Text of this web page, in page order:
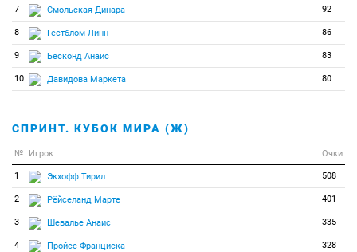
7 Смольская Динара 92
8 Гестблом Линн 86
9 Бесконд Анаис 83
10 Давидова Маркета 80
СПРИНТ. КУБОК МИРА (Ж)
№ Игрок Очки
1 Экхофф Тирил 508
2 Рёйселанд Марте 401
3 Шевалье Анаис 335
4 Пройсс Франциска 328